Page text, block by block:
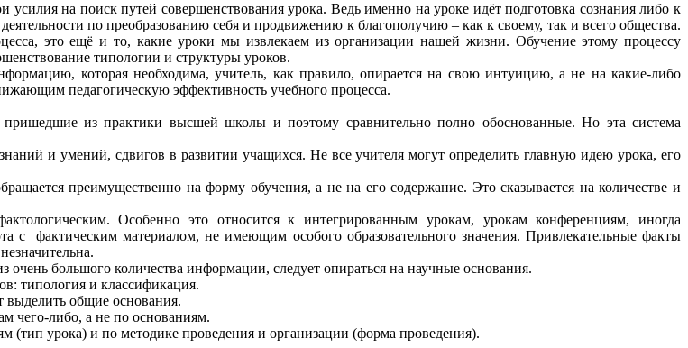
усилия на поиск путей совершенствования урока. Ведь именно на уроке идёт подготовка сознания либо к
по преобразованию себя и продвижению к благополучию – как к своему, так и всего общества.
это ещё и то, какие уроки мы извлекаем из организации нашей жизни. Обучение этому процессу
типологии и структуры уроков.
которая необходима, учитель, как правило, опирается на свою интуицию, а не на какие-либо
педагогическую эффективность учебного процесса.
из практики высшей школы и поэтому сравнительно полно обоснованные. Но эта система
и умений, сдвигов в развитии учащихся. Не все учителя могут определить главную идею урока, его
преимущественно на форму обучения, а не на его содержание. Это сказывается на количестве и
Особенно это относится к интегрированным урокам, урокам конференциям, иногда
с фактическим материалом, не имеющим особого образовательного значения. Привлекательные факты
большого количества информации, следует опираться на научные основания.
типология и классификация.
выделить общие основания.
чего-либо, а не по основаниям.
урока) и по методике проведения и организации (форма проведения).